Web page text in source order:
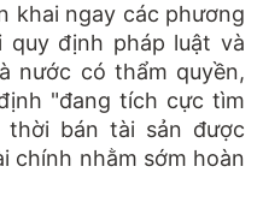
khai ngay các phương
định pháp luật và
nước có thẩm quyền,
"đang tích cực tìm
bán tài sản được
chính nhằm sớm hoàn